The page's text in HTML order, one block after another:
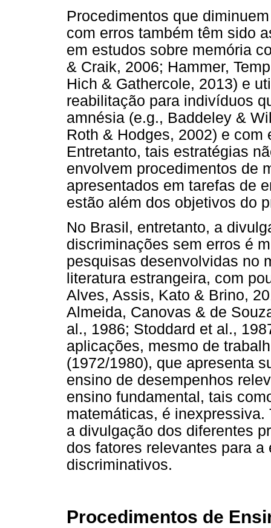
Procedimentos que
com erros também têm sido
em estudos sobre memória
& Craik, 2006; Hammer,
Hich & Gathercole, 2013) e
reabilitação para indivíduos
amnésia (e.g., Baddeley &
Roth & Hodges, 2002) e
Entretanto, tais estratégias
envolvem procedimentos de
apresentados em tarefas de
estão além dos objetivos do
No Brasil, entretanto, a
discriminações sem erros é
pesquisas desenvolvidas no
literatura estrangeira, com
Alves, Assis, Kato & Brino,
Almeida, Canovas & de
al., 1986; Stoddard et al.,
aplicações, mesmo de
(1972/1980), que apresenta
ensino de desempenhos
ensino fundamental, tais
matemáticas, é inexpressiva.
a divulgação dos diferentes
dos fatores relevantes para
discriminativos.
Procedimentos de